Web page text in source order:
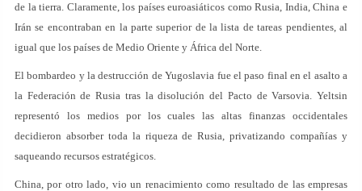
de la tierra. Claramente, los países euroasiáticos como Rusia, India, China e
Irán se encontraban en la parte superior de la lista de tareas pendientes, al
igual que los países de Medio Oriente y África del Norte.
El bombardeo y la destrucción de Yugoslavia fue el paso final en el asalto a
la Federación de Rusia tras la disolución del Pacto de Varsovia. Yeltsin
representó los medios por los cuales las altas finanzas occidentales
decidieron absorber toda la riqueza de Rusia, privatizando compañías y
saqueando recursos estratégicos.
China, por otro lado, vio un renacimiento como resultado de las empresas